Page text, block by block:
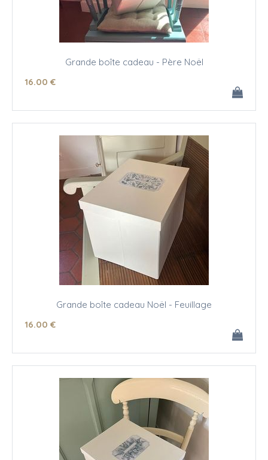
Grande boîte cadeau - Père Noël
16.00 €
Grande boîte cadeau Noël - Feuillage
16.00 €